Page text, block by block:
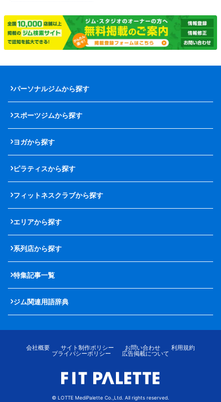
パーソナルジムから探す
スポーツジムから探す
ヨガから探す
ピラティスから探す
フィットネスクラブから探す
エリアから探す
系列店から探す
特集記事一覧
ジム関連用語辞典
会社概要 サイト制作ポリシー お問い合わせ
利用規約
プライバシーポリシー
広告掲載について
© LOTTE MediPalette Co.,Ltd. All rights reserved.